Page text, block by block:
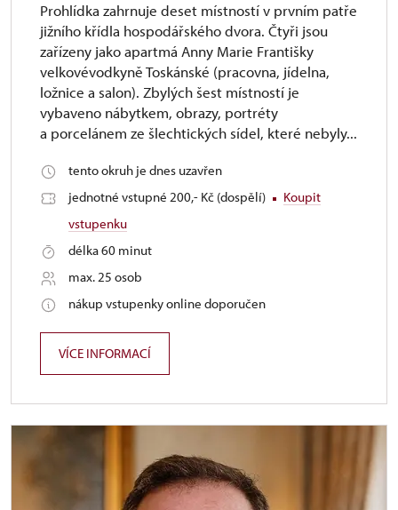
Prohlídka zahrnuje deset místností v prvním patře
jižního křídla hospodářského dvora. Čtyři jsou
zařízeny jako apartmá Anny Marie Františky
velkovévodkyně Toskánské (pracovna, jídelna,
ložnice a salon). Zbylých šest místností je
vybaveno nábytkem, obrazy, portréty
a porcelánem ze šlechtických sídel, které nebyly...
tento okruh je dnes uzavřen
jednotné vstupné 200,- Kč (dospělí)
Koupit
vstupenku
délka 60 minut
max. 25 osob
nákup vstupenky online doporučen
VÍCE INFORMACÍ